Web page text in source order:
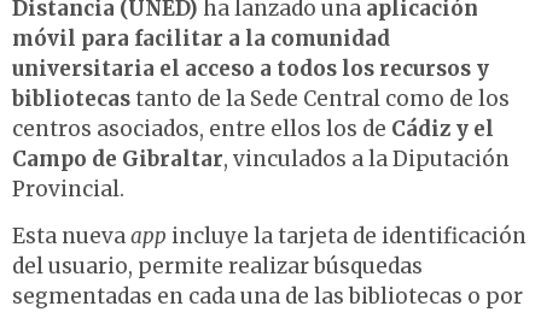
Distancia (UNED) ha lanzado una aplicación
móvil para facilitar a la comunidad
universitaria el acceso a todos los recursos y
bibliotecastanto de la Sede Central como de los
centros asociados, entre ellos los de Cádiz y el
Campo de Gibraltar, vinculados a la Diputación
Provincial.
Esta nuevaapp incluye la tarjeta de identificación
del usuario, permite realizar búsquedas
segmentadas en cada una de las bibliotecas o por